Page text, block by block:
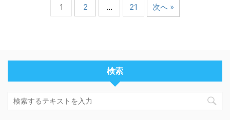
1 2 … 21 次へ »
検索